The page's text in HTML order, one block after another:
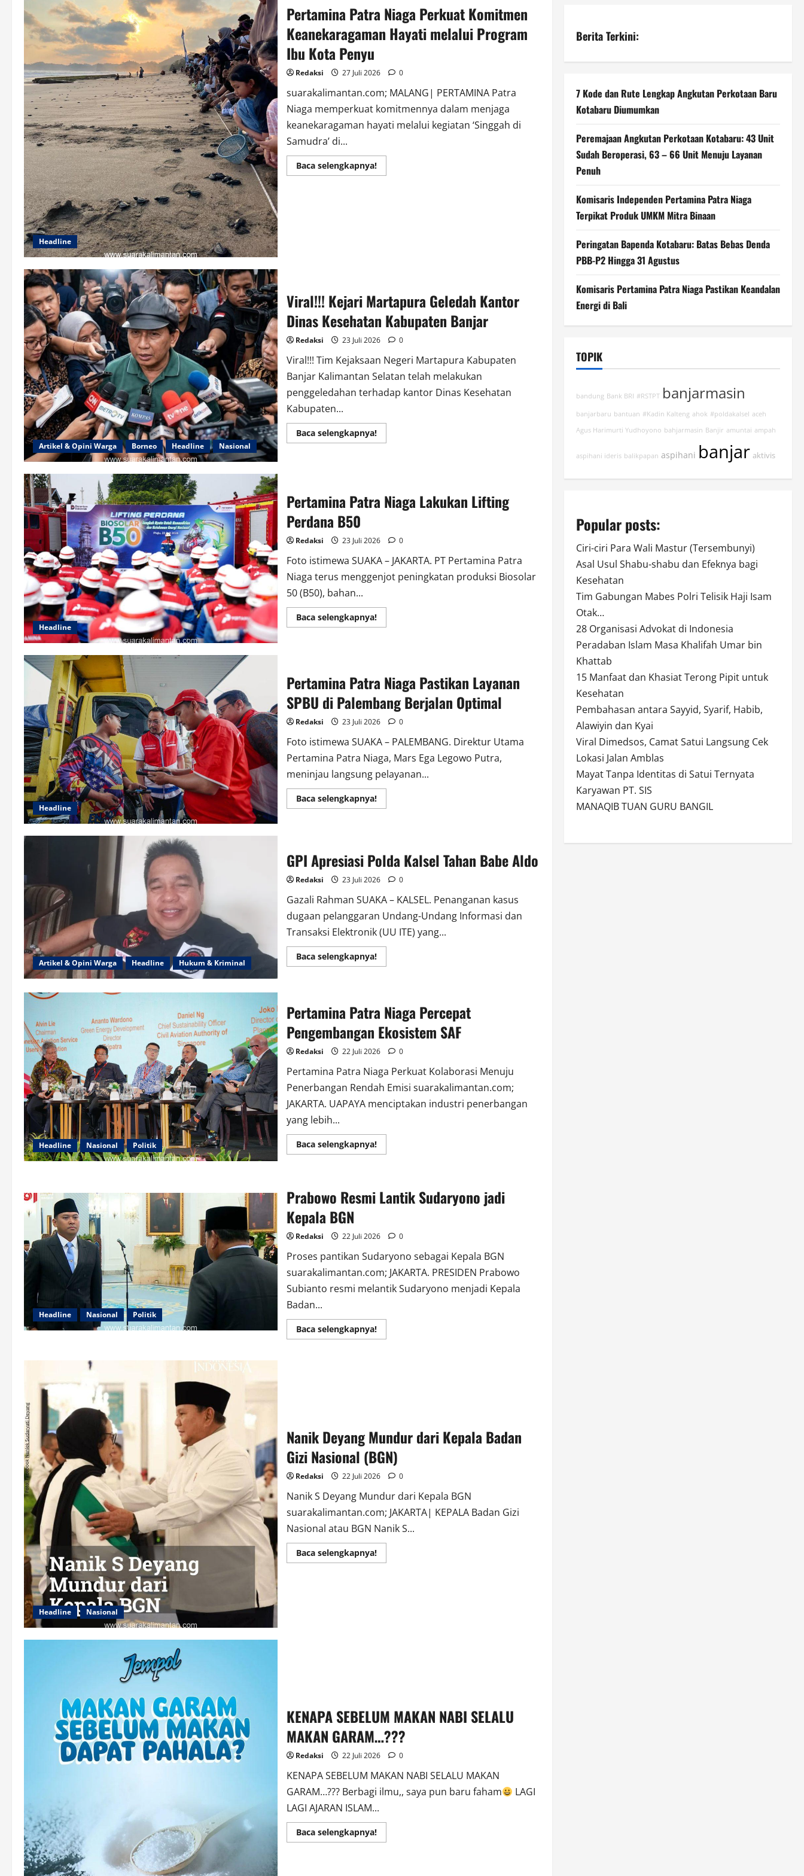
Headline
Pertamina Patra Niaga Perkuat Komitmen
Keanekaragaman Hayati melalui Program
Ibu Kota Penyu
Redaksi 27 Juli 2026 0
suarakalimantan.com; MALANG| PERTAMINA Patra
Niaga memperkuat komitmennya dalam menjaga
keanekaragaman hayati melalui kegiatan ‘Singgah di
Samudra’ di...
Baca selengkapnya!Read
more
Artikel & Opini Warga Borneo Headline Nasional
Viral!!! Kejari Martapura Geledah Kantor
Dinas Kesehatan Kabupaten Banjar
Redaksi 23 Juli 2026 0
Viral!!! Tim Kejaksaan Negeri Martapura Kabupaten
Banjar Kalimantan Selatan telah melakukan
penggeledahan terhadap kantor Dinas Kesehatan
Kabupaten...
Baca selengkapnya!Read
more
Dinas
Kesehatan
Headline
Pertamina Patra Niaga Lakukan Lifting
Perdana B50
Redaksi 23 Juli 2026 0
Foto istimewa SUAKA – JAKARTA. PT Pertamina Patra
Niaga terus menggenjot peningkatan produksi Biosolar
50 (B50), bahan...
Baca selengkapnya!Read
more
Lifting
Perdana
B50
Headline
Pertamina Patra Niaga Pastikan Layanan
SPBU di Palembang Berjalan Optimal
Redaksi 23 Juli 2026 0
Foto istimewa SUAKA – PALEMBANG. Direktur Utama
Pertamina Patra Niaga, Mars Ega Legowo Putra,
meninjau langsung pelayanan...
Baca selengkapnya!Read
more
Layanan
SPBU
Palembang
Optimal
Artikel & Opini Warga Headline Hukum & Kriminal
GPI Apresiasi Polda Kalsel Tahan Babe Aldo
Redaksi 23 Juli 2026 0
Gazali Rahman SUAKA – KALSEL. Penanganan kasus
dugaan pelanggaran Undang-Undang Informasi dan
Transaksi Elektronik (UU ITE) yang...
Baca selengkapnya!Read
more
Kalsel
Tahan
Babe
Aldo
Headline Nasional Politik
Pertamina Patra Niaga Percepat
Pengembangan Ekosistem SAF
Redaksi 22 Juli 2026 0
Pertamina Patra Niaga Perkuat Kolaborasi Menuju
Penerbangan Rendah Emisi suarakalimantan.com;
JAKARTA. UAPAYA menciptakan industri penerbangan
yang lebih...
Baca selengkapnya!Read
more
Percepat
Pengembangan
Headline Nasional Politik
Prabowo Resmi Lantik Sudaryono jadi
Kepala BGN
Redaksi 22 Juli 2026 0
Proses pantikan Sudaryono sebagai Kepala BGN
suarakalimantan.com; JAKARTA. PRESIDEN Prabowo
Subianto resmi melantik Sudaryono menjadi Kepala
Badan...
Baca selengkapnya!Read
more
Headline Nasional
Nanik Deyang Mundur dari Kepala Badan
Gizi Nasional (BGN)
Redaksi 22 Juli 2026 0
Nanik S Deyang Mundur dari Kepala BGN
suarakalimantan.com; JAKARTA| KEPALA Badan Gizi
Nasional atau BGN Nanik S...
Baca selengkapnya!Read
more
KENAPA SEBELUM MAKAN NABI SELALU
MAKAN GARAM…???
Redaksi 22 Juli 2026 0
KENAPA SEBELUM MAKAN NABI SELALU MAKAN
GARAM…??? Berbagi ilmu,, saya pun baru faham
LAGI
LAGI AJARAN ISLAM...
Baca selengkapnya!Read
more
Berita Terkini:
7 Kode dan Rute Lengkap Angkutan Perkotaan Baru
Kotabaru Diumumkan
Peremajaan Angkutan Perkotaan Kotabaru: 43 Unit
Sudah Beroperasi, 63 – 66 Unit Menuju Layanan
Penuh
Komisaris Independen Pertamina Patra Niaga
Terpikat Produk UMKM Mitra Binaan
Peringatan Bapenda Kotabaru: Batas Bebas Denda
PBB-P2 Hingga 31 Agustus
Komisaris Pertamina Patra Niaga Pastikan Keandalan
Energi di Bali
TOPIK
bandung Bank BRI #RSTPT banjarmasin
banjarbaru bantuan #Kadin Kalteng ahok #poldakalsel aceh
Agus Harimurti Yudhoyono bahjarmasin Banjir amuntai ampah
aspihani ideris balikpapan aspihani banjar aktivis
Popular posts:
Ciri-ciri Para Wali Mastur (Tersembunyi)
Asal Usul Shabu-shabu dan Efeknya bagi
Kesehatan
Tim Gabungan Mabes Polri Telisik Haji Isam
Otak…
28 Organisasi Advokat di Indonesia
Peradaban Islam Masa Khalifah Umar bin
Khattab
15 Manfaat dan Khasiat Terong Pipit untuk
Kesehatan
Pembahasan antara Sayyid, Syarif, Habib,
Alawiyin dan Kyai
Viral Dimedsos, Camat Satui Langsung Cek
Lokasi Jalan Amblas
Mayat Tanpa Identitas di Satui Ternyata
Karyawan PT. SIS
MANAQIB TUAN GURU BANGIL